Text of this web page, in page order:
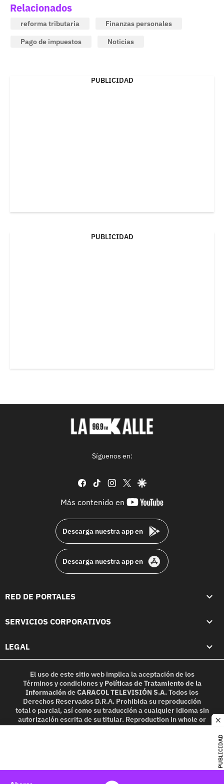
PUBLICIDAD
Relacionados
reforma tributaria
Finanzas personales
Pago de impuestos
Noticias
PUBLICIDAD
PUBLICIDAD
Síguenos en:
facebook
tiktok instagram
twittergoogle
Más contenido en
youtube-
Descarga nuestra app en
Descarga nuestra app en
RED DE PORTALES
SERVICIOS CORPORATIVOS
LEGAL
El uso de este sitio web implica la aceptación de los
Términos y condicionesy Políticas de Tratamiento de la
InformacióndeCARACOL TELEVISIÓN S.A.Todos los
Derechos Reservados D.R.A. Prohibida su reproducción
total o parcial, así como su traducción a cualquier idioma sin
autorización escrita de su titular. Reproduction in whole or
in part, or translation without written permission is